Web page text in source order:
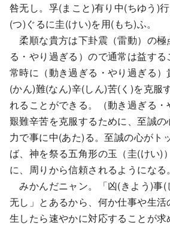
咎无し。孚(まこと)有り中(ちゆう)
(つ)ぐるに圭(けい)を用(もち)ふ。
柔順な貴方は下卦震（雷動）の極
る・やり過ぎる）ので通常は益す
常時に（動き過ぎる・やり過ぎる
(かん)難(なん)辛(しん)苦(く)を克服
れることができる。（動き過ぎる
艱難辛苦を克服するために、至誠
力で事に中(あた)る。至誠の心がト
ば、神を祭る五角形の玉（圭(けい)
に、周りから信頼されるようになる。
みかんだニャン。「凶(きよう)事(
无し」とあるから、何か仕事や生
生したら速やかに対応することが求